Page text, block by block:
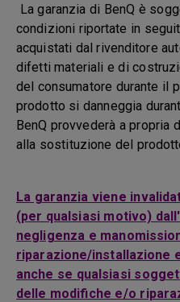
La garanzia di BenQ è
condizioni riportate in
acquistati dal rivenditore
difetti materiali e di
del consumatore durante il
prodotto si danneggia
BenQ provvederà a propria
alla sostituzione del
La garanzia viene
(per qualsiasi motivo)
negligenza e
riparazione/installazione
anche se qualsiasi
delle modifiche e/o